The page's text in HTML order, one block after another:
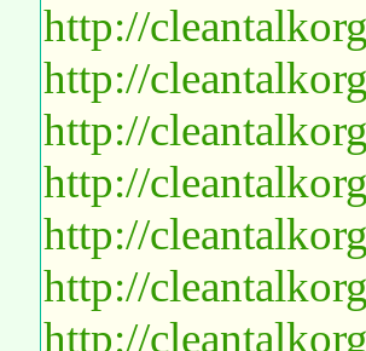
http://
http://
http://
http://
http://
http://
http://